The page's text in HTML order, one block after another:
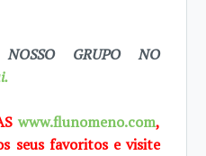
GRUPO NO
www.flunomeno.com,
seus favoritos e visite